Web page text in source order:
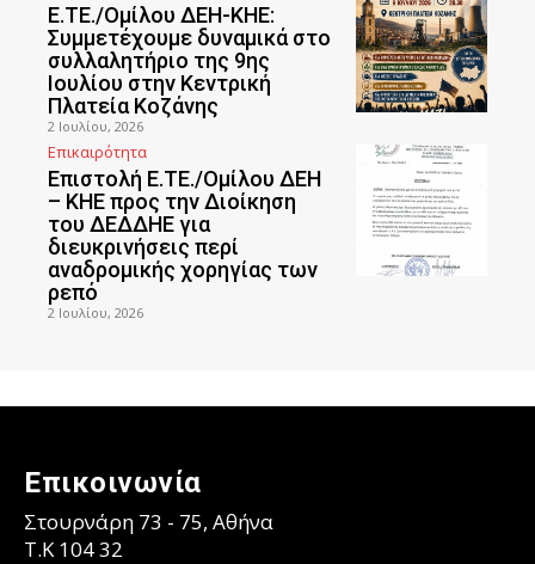
Ε.ΤΕ./Ομίλου ΔΕΗ-ΚΗΕ:
Συμμετέχουμε δυναμικά στο
συλλαλητήριο της 9ης
Ιουλίου στην Κεντρική
Πλατεία Κοζάνης
2 Ιουλίου, 2026
Επικαιρότητα
Επιστολή Ε.ΤΕ./Ομίλου ΔΕΗ
– ΚΗΕ προς την Διοίκηση
του ΔΕΔΔΗΕ για
διευκρινήσεις περί
αναδρομικής χορηγίας των
ρεπό
2 Ιουλίου, 2026
Επικοινωνία
Στουρνάρη 73 - 75, Αθήνα
T.K 104 32